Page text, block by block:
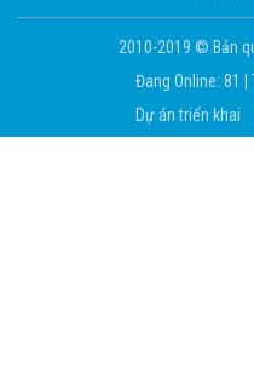
2010-2019 © Bản
Đang Online: 81
|
Dự án triển khai